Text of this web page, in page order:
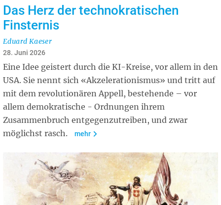
Das Herz der technokratischen
Finsternis
Eduard Kaeser
28. Juni 2026
Eine Idee geistert durch die KI-Kreise, vor allem in den
USA. Sie nennt sich «Akzelerationismus» und tritt auf
mit dem revolutionären Appell, bestehende – vor
allem demokratische - Ordnungen ihrem
Zusammenbruch entgegenzutreiben, und zwar
möglichst rasch.
mehr